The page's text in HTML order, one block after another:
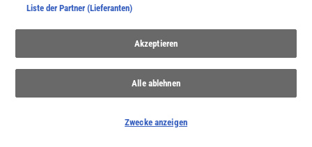
Spektrum Shop
Presse
Liste der Partner (Lieferanten)
Akzeptieren
Alle ablehnen
Zwecke anzeigen